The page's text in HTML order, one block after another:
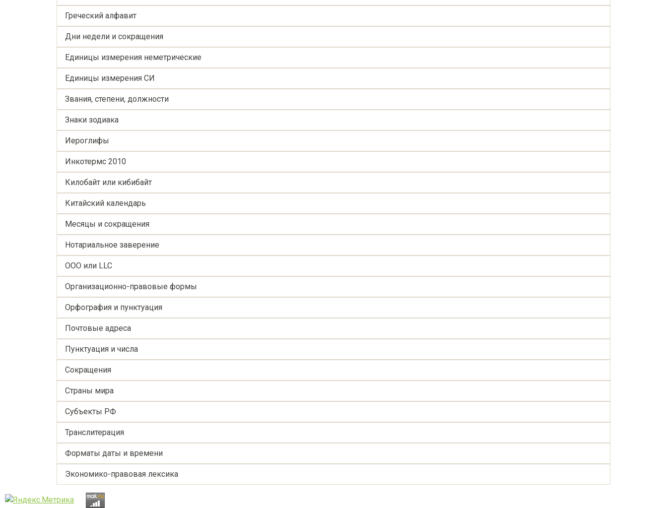
Греческий алфавит
Дни недели и сокращения
Единицы измерения неметрические
Единицы измерения СИ
Звания, степени, должности
Знаки зодиака
Иероглифы
Инкотермс 2010
Килобайт или кибибайт
Китайский календарь
Месяцы и сокращения
Нотариальное заверение
ООО или LLC
Организационно-правовыe формы
Орфография и пунктуация
Почтовые адреса
Пунктуация и числа
Сокращения
Страны мира
Субъекты РФ
Транслитерация
Форматы даты и времени
Экономико-правовая лексика